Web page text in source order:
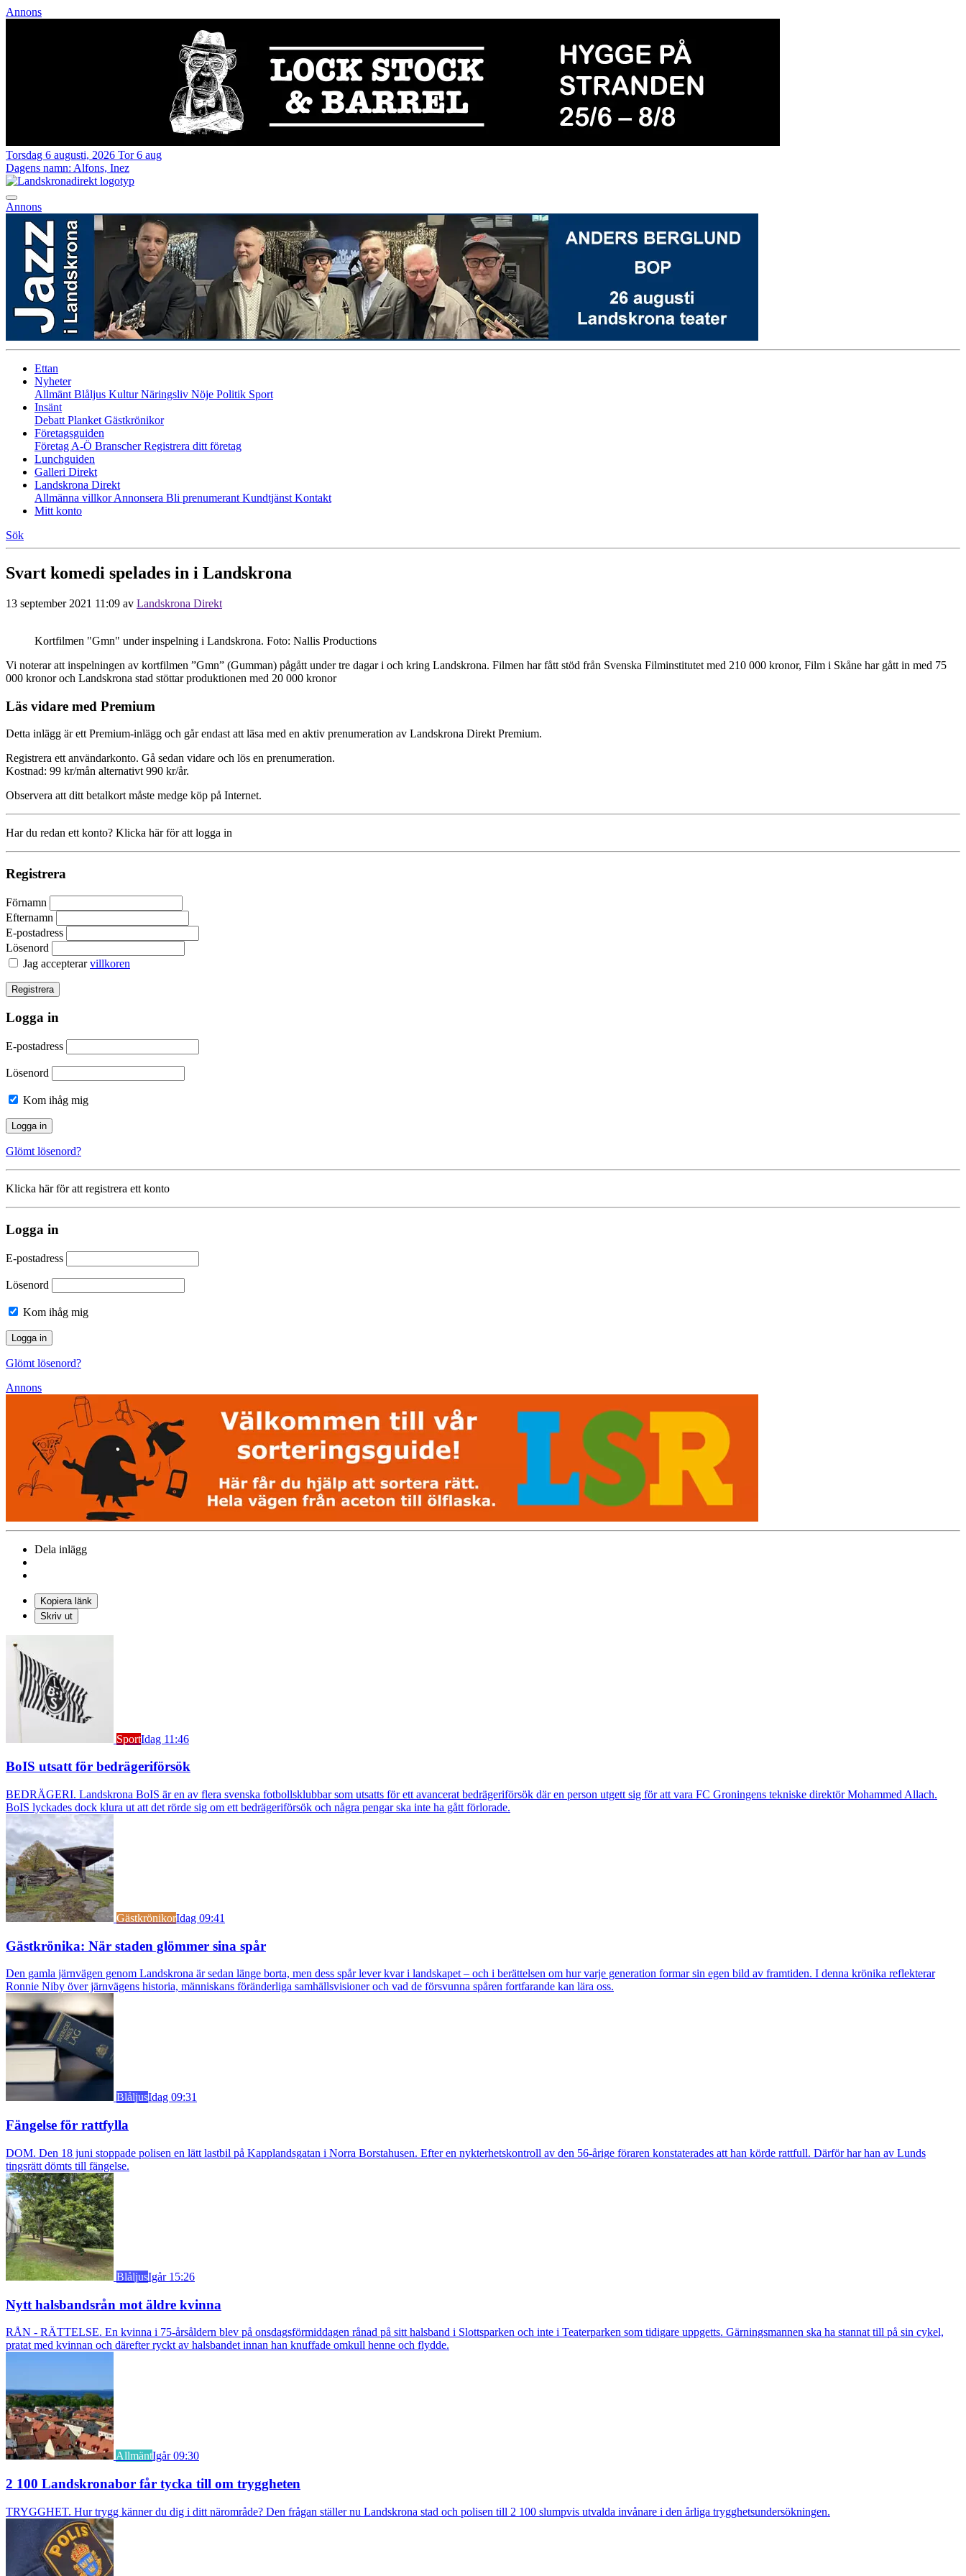
Annons
Torsdag 6 augusti, 2026 Tor 6 aug
Dagens namn: Alfons, Inez
Annons
Ettan
Nyheter
Allmänt Blåljus KulturNäringsliv Nöje Politik Sport
Insänt
Debatt Planket Gästkrönikor
Företagsguiden
Företag A-Ö BranscherRegistrera ditt företag
Lunchguiden
Galleri Direkt
Landskrona Direkt
Allmänna villkorAnnonsera Bli prenumerant Kundtjänst Kontakt
Mitt konto
Sök
Svart komedi spelades in i Landskrona
13 september 2021 11:09 av Landskrona Direkt
Kortfilmen "Gmn" under inspelning i Landskrona. Foto: Nallis Productions
Vi noterar att inspelningen av kortfilmen ”Gmn” (Gumman) pågått under tre dagar i och kring Landskrona. Filmen har fått stöd från Svenska Filminstitutet med 210 000 kronor, Film i Skåne har gått in med 75
000 kronor och Landskrona stad stöttar produktionen med 20 000 kronor
Läs vidare med Premium
Detta inlägg är ett Premium-inlägg och går endast att läsa med en aktiv prenumeration av Landskrona Direkt Premium.
Registrera ett användarkonto. Gå sedan vidare och lös en prenumeration.
Kostnad: 99 kr/mån alternativt 990 kr/år.
Observera att ditt betalkort måste medge köp på Internet.
Har du redan ett konto? Klicka här för att logga in
Registrera
Förnamn
Efternamn
E-postadress
Lösenord
Jag accepterarvillkoren
Logga in
E-postadress
Lösenord
Kom ihåg mig
Glömt lösenord?
Klicka här för att registrera ett konto
Logga in
E-postadress
Lösenord
Kom ihåg mig
Glömt lösenord?
Annons
Dela inlägg
Kopiera länk
Skriv ut
SportIdag 11:46
BoIS utsatt för bedrägeriförsök
BEDRÄGERI. Landskrona BoIS är en av flera svenska fotbollsklubbar som utsatts för ett avancerat bedrägeriförsök där en person utgett sig för att vara FC Groningens tekniske direktör Mohammed Allach.
BoIS lyckades dock klura ut att det rörde sig om ett bedrägeriförsök och några pengar ska inte ha gått förlorade.
GästkrönikorIdag 09:41
Gästkrönika: När staden glömmer sina spår
Den gamla järnvägen genom Landskrona är sedan länge borta, men dess spår lever kvar i landskapet – och i berättelsen om hur varje generation formar sin egen bild av framtiden. I denna krönika reflekterar
Ronnie Niby över järnvägens historia, människans föränderliga samhällsvisioner och vad de försvunna spåren fortfarande kan lära oss.
BlåljusIdag 09:31
Fängelse för rattfylla
DOM. Den 18 juni stoppade polisen en lätt lastbil på Kapplandsgatan i Norra Borstahusen. Efter en nykterhetskontroll av den 56-årige föraren konstaterades att han körde rattfull. Därför har han av Lunds
tingsrätt dömts till fängelse.
BlåljusIgår 15:26
Nytt halsbandsrån mot äldre kvinna
RÅN - RÄTTELSE. En kvinna i 75-årsåldern blev på onsdagsförmiddagen rånad på sitt halsband i Slottsparken och inte i Teaterparken som tidigare uppgetts. Gärningsmannen ska ha stannat till på sin cykel,
pratat med kvinnan och därefter ryckt av halsbandet innan han knuffade omkull henne och flydde.
AllmäntIgår 09:30
2 100 Landskronabor får tycka till om tryggheten
TRYGGHET. Hur trygg känner du dig i ditt närområde? Den frågan ställer nu Landskrona stad och polisen till 2 100 slumpvis utvalda invånare i den årliga trygghetsundersökningen.